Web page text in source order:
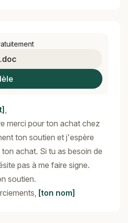
,
merci pour ton achat chez
ton soutien et j'espère
achat. Si tu as besoin de
pas à me faire signe.
soutien.
[ton nom]